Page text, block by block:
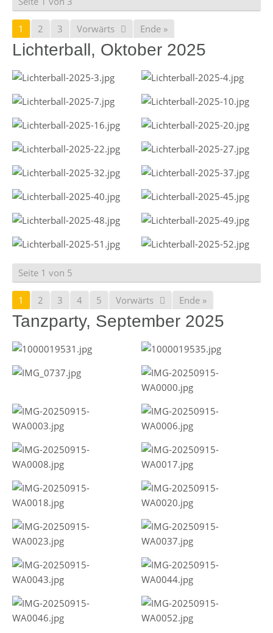
1 2 3 Vorwärts Ende »
Lichterball, Oktober 2025
Seite 1 von 5
1 2 3 4 5 Vorwärts Ende »
Tanzparty, September 2025